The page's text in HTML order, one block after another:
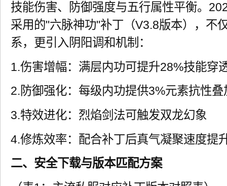
技能伤害、防御强度与五行属性平衡。
采用的"六脉神功"补丁（V3.8版本），不
系，更引入阴阳调和机制：
1.伤害增幅：满层内功可提升28%技能穿
2.防御强化：每级内功提供3%元素抗性叠
3.特效进化：烈焰剑法可触发双龙幻象
4.修炼效率：配合补丁后真气凝聚速度提
二、安全下载与版本匹配方案